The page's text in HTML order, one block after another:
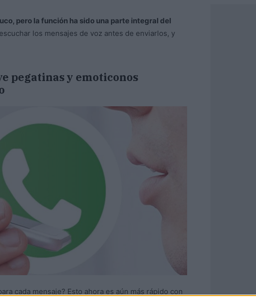
pero la función ha sido una parte integral del
los mensajes de voz antes de enviarlos, y
pegatinas y emoticonos
cada mensaje? Esto ahora es aún más rápido con